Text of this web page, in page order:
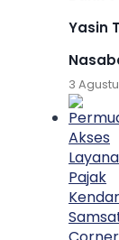
Yasin
3